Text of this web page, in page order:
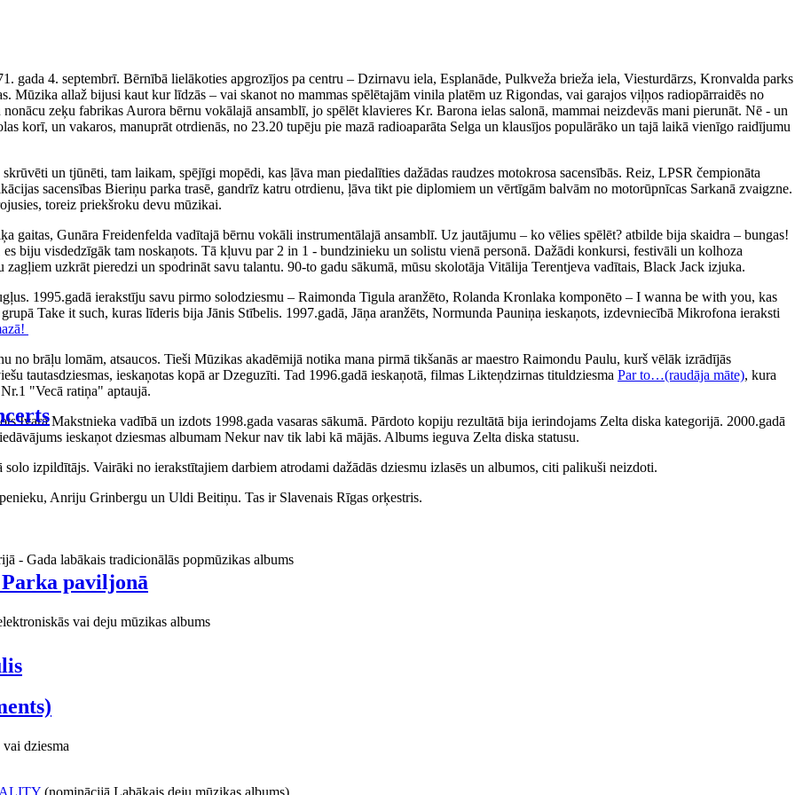
paviljonā
gada 4. septembrī. Bērnībā lielākoties apgrozījos pa centru – Dzirnavu iela, Esplanāde, Pulkveža brieža iela, Viesturdārzs, Kronvalda parks
Mūzika allaž bijusi kaut kur līdzās – vai skanot no mammas spēlētajām vinila platēm uz Rigondas, vai garajos viļņos radiopārraidēs no
zeķu fabrikas Aurora bērnu vokālajā ansamblī, jo spēlēt klavieres Kr. Barona ielas salonā, mammai neizdevās mani pierunāt. Nē - un
korī, un vakaros, manuprāt otrdienās, no 23.20 tupēju pie mazā radioaparāta Selga un klausījos populārāko un tajā laikā vienīgo raidījumu
un tjūnēti, tam laikam, spējīgi mopēdi, kas ļāva man piedalīties dažādas raudzes motokrosa sacensībās. Reiz, LPSR čempionāta
sacensības Bieriņu parka trasē, gandrīz katru otrdienu, ļāva tikt pie diplomiem un vērtīgām balvām no motorūpnīcas Sarkanā zvaigzne.
toreiz priekšroku devu mūzikai.
gaitas, Gunāra Freidenfelda vadītajā bērnu vokāli instrumentālajā ansamblī. Uz jautājumu – ko vēlies spēlēt? atbilde bija skaidra – bungas!
biju visdedzīgāk tam noskaņots. Tā kļuvu par 2 in 1 - bundzinieku un solistu vienā personā. Dažādi konkursi, festivāli un kolhoza
uzkrāt pieredzi un spodrināt savu talantu. 90-to gadu sākumā, mūsu skolotāja Vitālija Terentjeva vadītais, Black Jack izjuka.
1995.gadā ierakstīju savu pirmo solodziesmu – Raimonda Tigula aranžēto, Rolanda Kronlaka komponēto – I wanna be with you, kas
Take it such, kuras līderis bija Jānis Stībelis. 1997.gadā, Jāņa aranžēts, Normunda Pauniņa ieskaņots, izdevniecībā Mikrofona ieraksti
brāļu lomām, atsaucos. Tieši Mūzikas akadēmijā notika mana pirmā tikšanās ar maestro Raimondu Paulu, kurš vēlāk izrādījās
tautasdziesmas, ieskaņotas kopā ar Dzeguzīti. Tad 1996.gadā ieskaņotā, filmas Likteņdzirnas tituldziesma Par to…(raudāja māte), kura
"Vecā ratiņa" aptaujā.
Ivara Makstnieka vadībā un izdots 1998.gada vasaras sākumā. Pārdoto kopiju rezultātā bija ierindojams Zelta diska kategorijā. 2000.gadā
ieskaņot dziesmas albumam Nekur nav tik labi kā mājās. Albums ieguva Zelta diska statusu.
izpildītājs. Vairāki no ierakstītajiem darbiem atrodami dažādās dziesmu izlasēs un albumos, citi palikuši neizdoti.
Anriju Grinbergu un Uldi Beitiņu. Tas ir Slavenais Rīgas orķestris.
- Gada labākais tradicionālās popmūzikas albums
vai deju mūzikas albums
dziesma
(nominācijā Labākais deju mūzikas albums)